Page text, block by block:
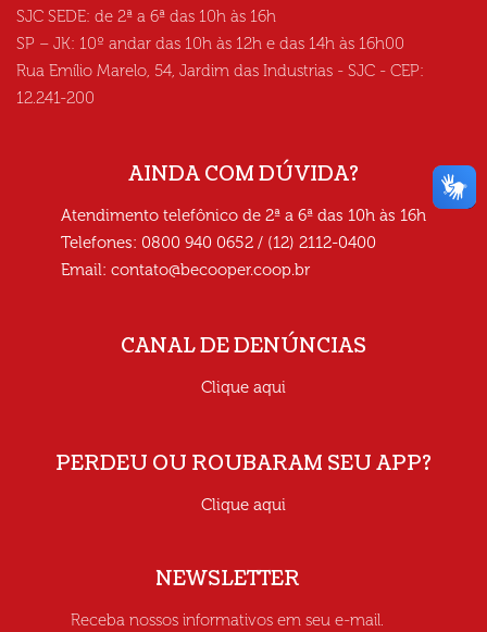
SJC SEDE: de 2ª a 6ª das 10h às 16h
SP – JK: 10º andar das 10h às 12h e das 14h às 16h00
Rua Emílio Marelo, 54, Jardim das Industrias - SJC - CEP:
12.241-200
AINDA COM DÚVIDA?
Atendimento telefônico de 2ª a 6ª das 10h às 16h
Telefones: 0800 940 0652 / (12) 2112-0400
Email: contato@becooper.coop.br
CANAL DE DENÚNCIAS
Clique aqui
PERDEU OU ROUBARAM SEU APP?
Clique aqui
NEWSLETTER
Receba nossos informativos em seu e-mail.